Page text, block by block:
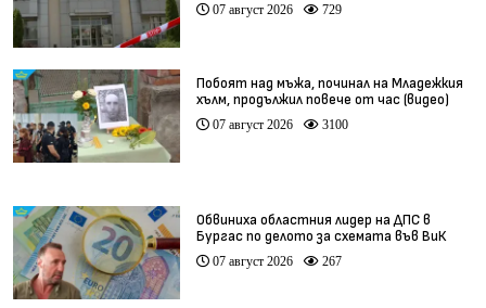
07 август 2026 729
Побоят над мъжа, починал на Младежкия
хълм, продължил повече от час (видео)
07 август 2026 3100
Обвиниха областния лидер на ДПС в
Бургас по делото за схемата във ВиК
07 август 2026 267